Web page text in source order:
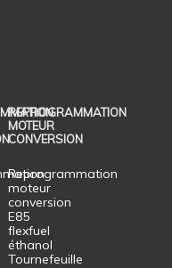
REPROGRAMMATION
MOTEUR
CONVERSION
Reprogrammation
moteur
conversion
E85
flexfuel
éthanol
Tournefeuille